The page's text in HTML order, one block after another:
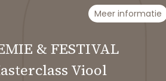
Meer informatie
& FESTIVAL
Viool